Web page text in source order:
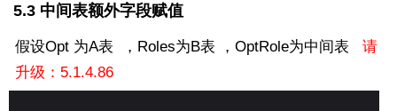
5.3 中间表额外字段赋值
假设Opt 为A表 ，Roles为B表 ，OptRole为中间表 请
升级：5.1.4.86